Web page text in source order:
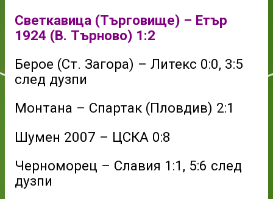
Светкавица (Търговище) – Етър
1924 (В. Търново) 1:2
Берое (Ст. Загора) – Литекс 0:0, 3:5
след дузпи
Монтана – Спартак (Пловдив) 2:1
Шумен 2007 – ЦСКА 0:8
Черноморец – Славия 1:1, 5:6 след
дузпи